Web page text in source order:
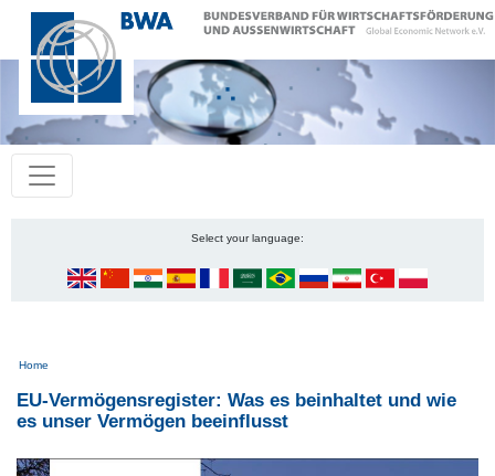
Select your language:
Pfadnavigation
Home
EU-Vermögensregister: Was es beinhaltet und wie
es unser Vermögen beeinflusst